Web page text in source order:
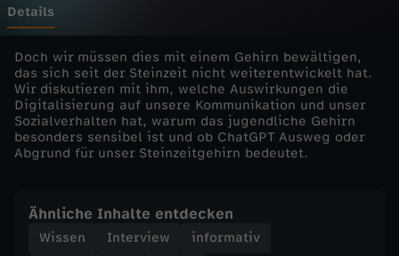
-
L
u
t
J
Details
Doch wir müssen dies mit einem Gehirn bewältigen,
das sich seit der Steinzeit nicht weiterentwickelt hat.
Wir diskutieren mit ihm, welche Auswirkungen die
Digitalisierung auf unsere Kommunikation und unser
Sozialverhalten hat, warum das jugendliche Gehirn
besonders sensibel ist und ob ChatGPT Ausweg oder
Abgrund für unser Steinzeitgehirn bedeutet.
Ähnliche Inhalte entdecken
Wissen Interview
informativ